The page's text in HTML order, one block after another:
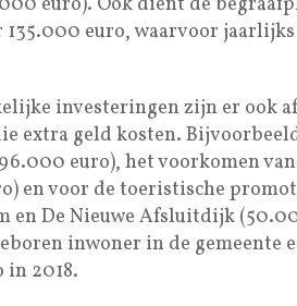
135.000 euro, waarvoor
investeringen zijn er ook
extra geld kosten.
euro), het voorkomen
en voor de toeristische
en De Nieuwe Afsluitdijk
inwoner in de gemeente
in 2018.